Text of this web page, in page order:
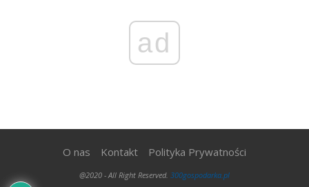
ad
O nas Kontakt Polityka Prywatności
@2020 - All Right Reserved. 300gospodarka.pl